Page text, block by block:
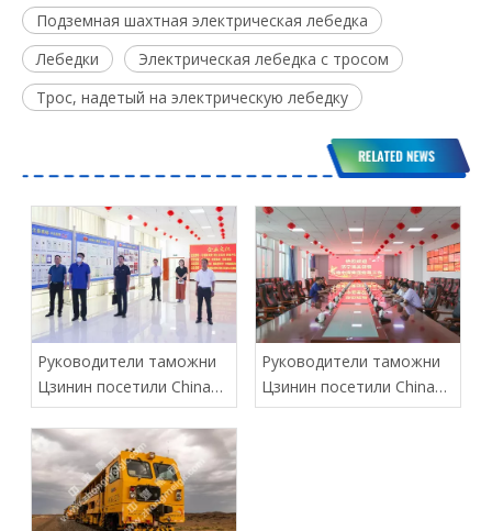
Подземная шахтная электрическая лебедка
Лебедки
Электрическая лебедка с тросом
Трос, надетый на электрическую лебедку
Руководители таможни
Цзинин посетили China
Coal Group для
руководства работой
Руководители таможни
Цзинин посетили China
Coal Group для